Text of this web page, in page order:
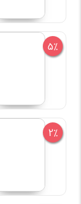
5%
2%